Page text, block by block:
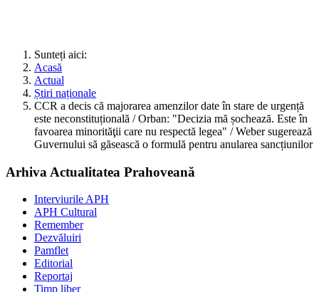
Sunteți aici:
Acasă
Actual
Știri naționale
CCR a decis că majorarea amenzilor date în stare de urgență
este neconstituțională / Orban: "Decizia mă șochează. Este în
favoarea minorităţii care nu respectă legea" / Weber sugerează
Guvernului să găsească o formulă pentru anularea sancțiunilor
Arhiva Actualitatea Prahoveană
Interviurile APH
APH Cultural
Remember
Dezvăluiri
Pamflet
Editorial
Reportaj
Timp liber